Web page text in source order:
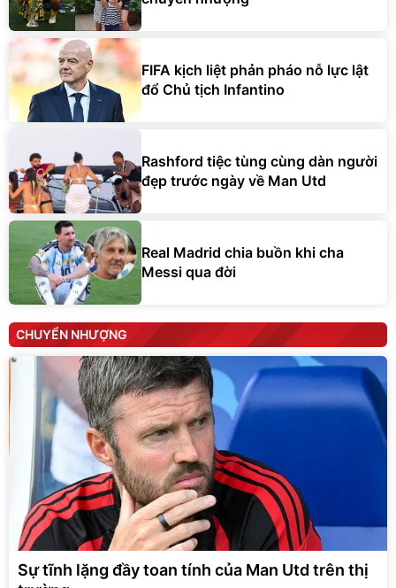
FIFA kịch liệt phản pháo nỗ lực lật
đổ Chủ tịch Infantino
Rashford tiệc tùng cùng dàn người
đẹp trước ngày về Man Utd
Real Madrid chia buồn khi cha
Messi qua đời
CHUYỂN NHƯỢNG
Sự tĩnh lặng đầy toan tính của Man Utd trên thị